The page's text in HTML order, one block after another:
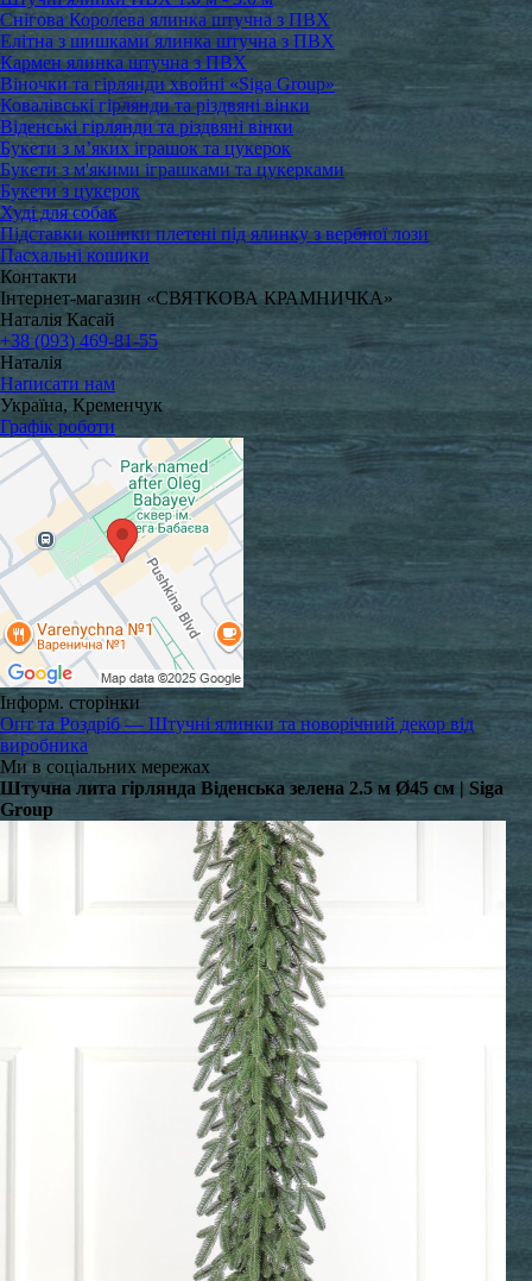
Снігова Королева ялинка штучна з ПВХ
Елітна з шишками ялинка штучна з ПВХ
Кармен ялинка штучна з ПВХ
Віночки та гірлянди хвойні «Siga Group»
Ковалівські гірлянди та різдвяні вінки
Віденські гірлянди та різдвяні вінки
Букети з м’яких іграшок та цукерок
Букети з м'якими іграшками та цукерками
Букети з цукерок
Худі для собак
Підставки кошики плетені під ялинку з вербної лози
Пасхальні кошики
Контакти
Інтернет-магазин «СВЯТКОВА КРАМНИЧКА»
Наталія Касай
+38 (093) 469-81-55
Наталія
Написати нам
Україна, Кременчук
Графік роботи
Інформ. сторінки
Опт та Роздріб — Штучні ялинки та новорічний декор від
виробника
Ми в соціальних мережах
Штучна лита гірлянда Віденська зелена 2.5 м Ø45 см | Siga
Group